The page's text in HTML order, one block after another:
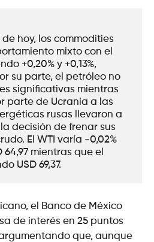
hoy, los commodities
mixto con el
+0,20% y +0,13%,
su parte, el petróleo no
significativas mientras
parte de Ucrania a las
rusas llevaron a
decisión de frenar sus
El WTI varía -0,02%
mientras que el
USD 69,37.
el Banco de México
de interés en 25 puntos
que, aunque